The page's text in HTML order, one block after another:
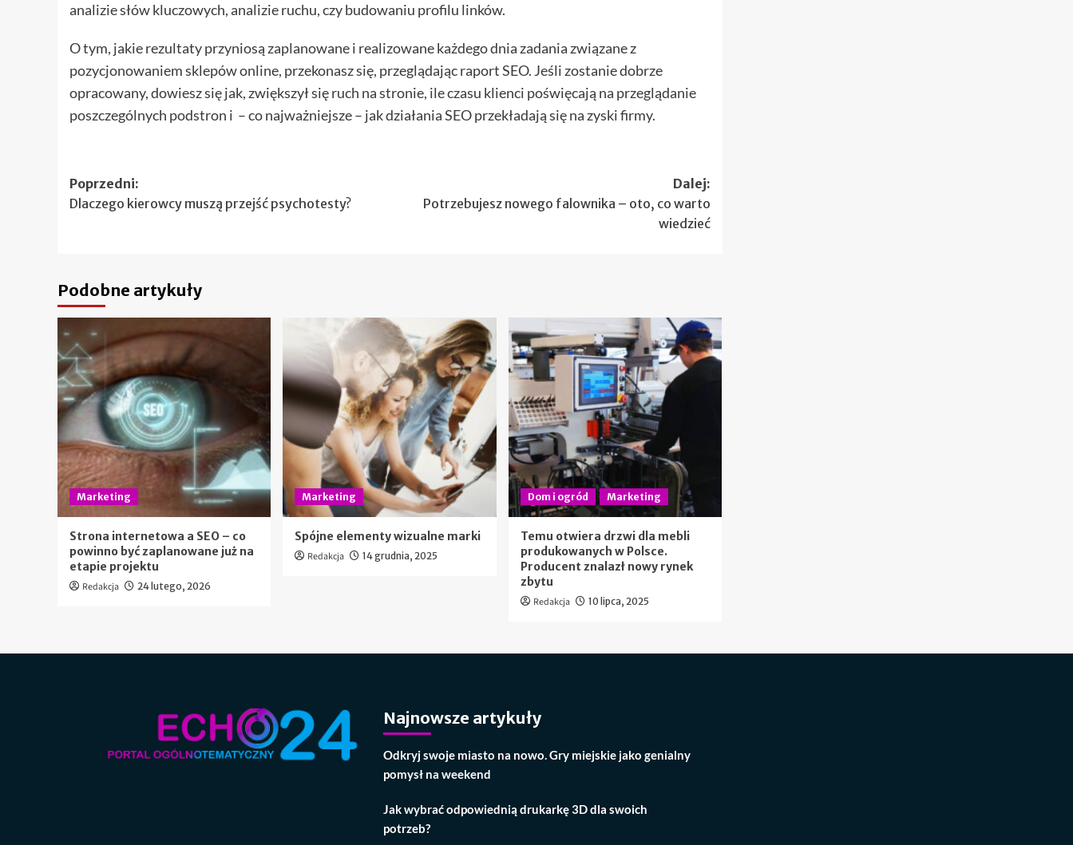
analizie słów kluczowych, analizie ruchu, czy budowaniu profilu linków.
O tym, jakie rezultaty przyniosą zaplanowane i realizowane każdego dnia zadania związane z
pozycjonowaniem sklepów online, przekonasz się, przeglądając raport SEO. Jeśli zostanie dobrze
opracowany, dowiesz się jak, zwiększył się ruch na stronie, ile czasu klienci poświęcają na przeglądanie
poszczególnych podstron i – co najważniejsze – jak działania SEO przekładają się na zyski firmy.
Zobacz
wpisy
Poprzedni:
Dlaczego kierowcy muszą przejść psychotesty?
Dalej:
Potrzebujesz nowego falownika – oto, co warto
wiedzieć
Podobne artykuły
Marketing
Strona internetowa a SEO – co
powinno być zaplanowane już na
etapie projektu
Redakcja 24 lutego, 2026
Marketing
Spójne elementy wizualne marki
Redakcja 14 grudnia, 2025
Dom i ogród Marketing
Temu otwiera drzwi dla mebli
produkowanych w Polsce.
Producent znalazł nowy rynek
zbytu
Redakcja 10 lipca, 2025
Najnowsze artykuły
Odkryj swoje miasto na nowo. Gry miejskie jako genialny
pomysł na weekend
Jak wybrać odpowiednią drukarkę 3D dla swoich
potrzeb?